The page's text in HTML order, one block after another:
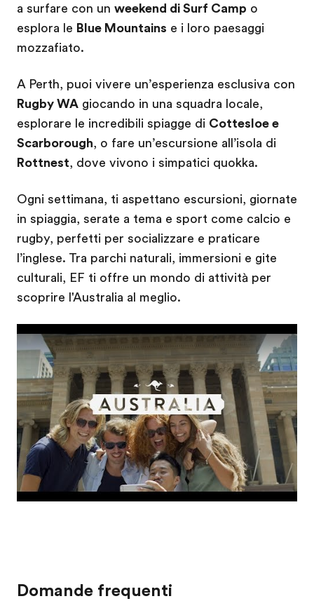
a surfare con un weekend di Surf Camp o
esplora le Blue Mountains e i loro paesaggi
mozzafiato.
A Perth, puoi vivere un’esperienza esclusiva con
Rugby WA giocando in una squadra locale,
esplorare le incredibili spiagge di Cottesloe e
Scarborough, o fare un’escursione all’isola di
Rottnest, dove vivono i simpatici quokka.
Ogni settimana, ti aspettano escursioni, giornate
in spiaggia, serate a tema e sport come calcio e
rugby, perfetti per socializzare e praticare
l’inglese. Tra parchi naturali, immersioni e gite
culturali, EF ti offre un mondo di attività per
scoprire l'Australia al meglio.
Play
Domande frequenti